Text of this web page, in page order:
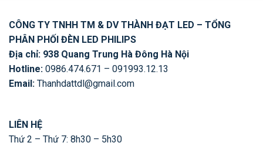
CÔNG TY TNHH TM & DV THÀNH ĐẠT LED – TỔNG
PHÂN PHỐI ĐÈN LED PHILIPS
Địa chỉ: 938 Quang Trung Hà Đông Hà Nội
Hotline: 0986.474.671 – 091993.12.13
Email: Thanhdattdl@gmail.com
LIÊN HỆ
Thứ 2 – Thứ 7: 8h30 – 5h30